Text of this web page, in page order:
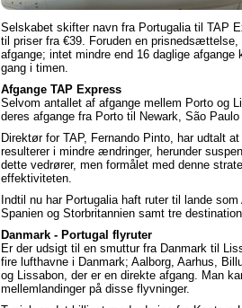
Selskabet skifter navn fra Portugalia til TAP
til priser fra €39. Foruden en
afgange; intet mindre end 16 daglige
gang i timen.
Afgange TAP Express
Selvom antallet af afgange mellem Porto og
deres afgange fra Porto til Newark, São
Direktør for TAP, Fernando Pinto, har udtalt
resulterer i mindre ændringer, herunder
dette vedrører, men formålet med denne
effektiviteten.
Indtil nu har Portugalia haft ruter til lande
Spanien og Storbritannien samt tre
Danmark - Portugal flyruter
Er der udsigt til en smuttur fra Danmark til
fire lufthavne i Danmark; Aalborg, Aarhus,
og Lissabon, der er en direkte afgang. Man
mellemlandinger på disse flyvninger.